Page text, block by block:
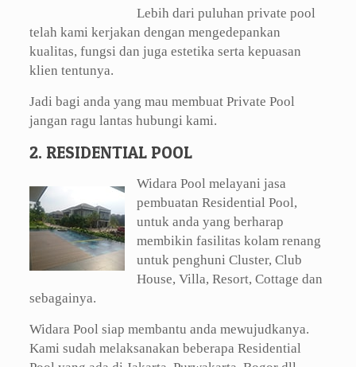
Lebih dari puluhan private pool
telah kami kerjakan dengan mengedepankan
kualitas, fungsi dan juga estetika serta kepuasan
klien tentunya.
Jadi bagi anda yang mau membuat Private Pool
jangan ragu lantas hubungi kami.
2. RESIDENTIAL POOL
Widara Pool melayani jasa
pembuatan Residential Pool,
untuk anda yang berharap
membikin fasilitas kolam renang
untuk penghuni Cluster, Club
House, Villa, Resort, Cottage dan
sebagainya.
Widara Pool siap membantu anda mewujudkanya.
Kami sudah melaksanakan beberapa Residential